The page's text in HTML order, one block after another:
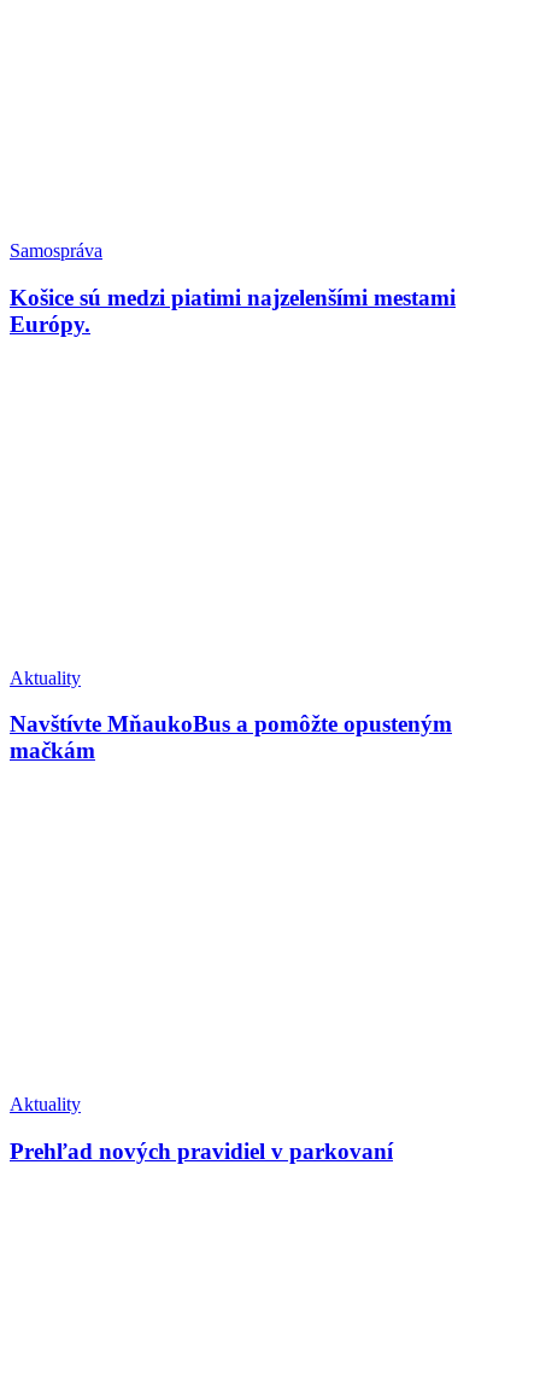
Samospráva
Košice sú medzi piatimi najzelenšími mestami
Európy.
Aktuality
Navštívte MňaukoBus a pomôžte opusteným
mačkám
Aktuality
Prehľad nových pravidiel v parkovaní